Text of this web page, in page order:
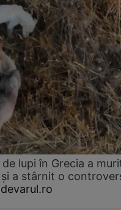
lupi în Grecia a
a stârnit o